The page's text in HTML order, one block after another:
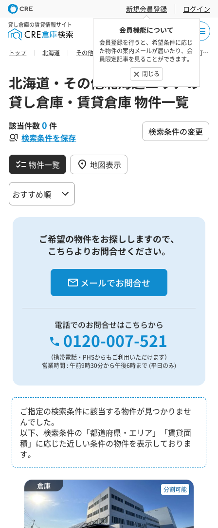
新規会員登録
会員機能について
会員登録を行うと、希望条件に応じ
た物件の案内メールが届いたり、会
員限定記事を見ることができます。
閉じる
ログイン
貸し倉庫の賃貸情報サイト
トップ 北海道 その他北海道エリア 空知総合振興局由仁町の貸し倉庫・賃貸倉庫 物件一覧
北海道・その他北海道エリアの
貸し倉庫・賃貸倉庫 物件一覧
該当件数0 件
検索条件を保存
検索条件の変更
物件一覧 地図表示
ご希望の物件をお探ししますので、
こちらよりお問合せください。
メールでお問合せ
電話でのお問合せはこちらから
0120-007-521
（携帯電話・PHSからもご利用いただけます）
営業時間 : 午前9時30分から午後6時まで (平日のみ)
ご指定の検索条件に該当する物件が見つかりませ
んでした。
以下、検索条件の「都道府県・エリア」「賃貸面
積」に応じた近しい条件の物件を表示しておりま
す。
倉庫 分割可能